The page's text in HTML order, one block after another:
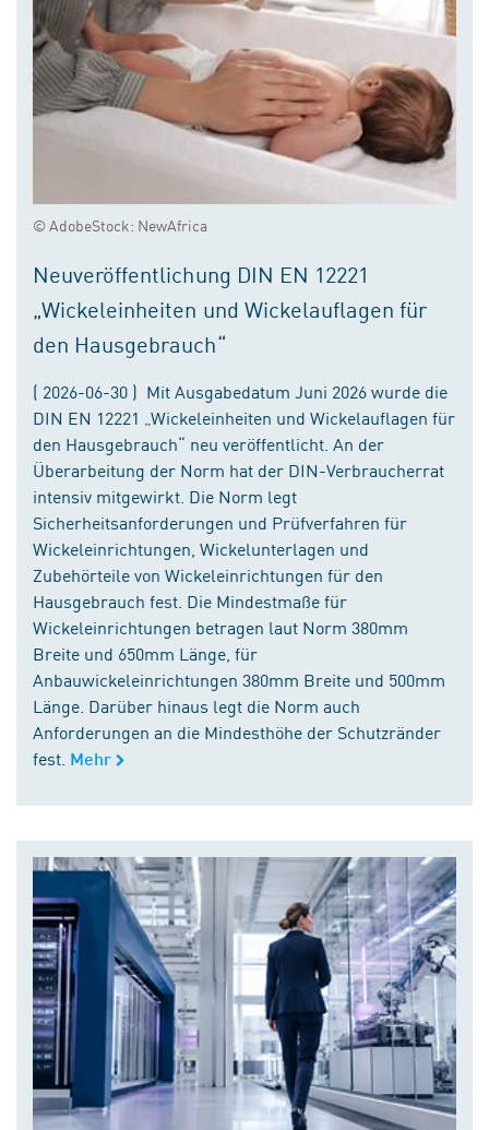
© AdobeStock: NewAfrica
Neuveröffentlichung DIN EN 12221
„Wickeleinheiten und Wickelauflagen für
den Hausgebrauch“
( 2026-06-30 ) Mit Ausgabedatum Juni 2026 wurde die
DIN EN 12221 „Wickeleinheiten und Wickelauflagen für
den Hausgebrauch“ neu veröffentlicht. An der
Überarbeitung der Norm hat der DIN-Verbraucherrat
intensiv mitgewirkt. Die Norm legt
Sicherheitsanforderungen und Prüfverfahren für
Wickeleinrichtungen, Wickelunterlagen und
Zubehörteile von Wickeleinrichtungen für den
Hausgebrauch fest. Die Mindestmaße für
Wickeleinrichtungen betragen laut Norm 380mm
Breite und 650mm Länge, für
Anbauwickeleinrichtungen 380mm Breite und 500mm
Länge. Darüber hinaus legt die Norm auch
Anforderungen an die Mindesthöhe der Schutzränder
fest. Mehr